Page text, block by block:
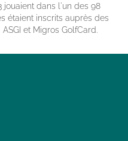
jouaient dans l'un des 98
étaient inscrits auprès des
et Migros GolfCard.